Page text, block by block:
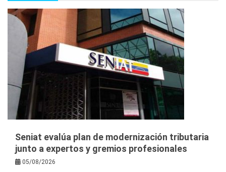
Seniat evalúa plan de modernización tributaria
junto a expertos y gremios profesionales
05/08/2026